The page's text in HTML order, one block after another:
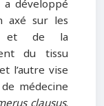
a développé
axé sur les
et de la
du tissu
l’autre vise
médecine